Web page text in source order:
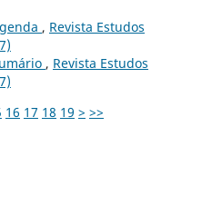
, Revista Estudos
, Revista Estudos
16 17 18 19 > >>